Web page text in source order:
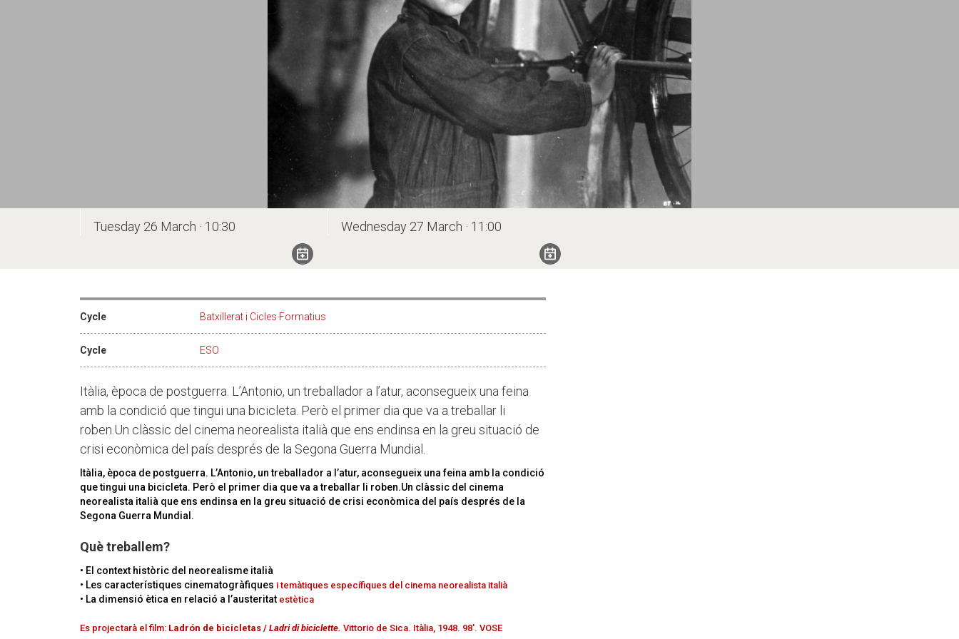
Tuesday 26 March · 10:30 Wednesday 27 March · 11:00
Cycle Batxillerat i Cicles Formatius
Cycle ESO
Itàlia, època de postguerra. L’Antonio, un treballador a l’atur, aconsegueix una feina
amb la condició que tingui una bicicleta. Però el primer dia que va a treballar li
roben.Un clàssic del cinema neorealista italià que ens endinsa en la greu situació de
crisi econòmica del país després de la Segona Guerra Mundial.
Itàlia, època de postguerra. L’Antonio, un treballador a l’atur, aconsegueix una feina amb la condició
que tingui una bicicleta. Però el primer dia que va a treballar li roben.Un clàssic del cinema
neorealista italià que ens endinsa en la greu situació de crisi econòmica del país després de la
Segona Guerra Mundial.
Què treballem?
• El context històric del neorealisme italià
• Les característiques cinematogràfiques i temàtiques específiques del cinema neorealista italià
• La dimensió ètica en relació a l’austeritat estètica
Es projectarà el film: Ladrón de bicicletas / Ladri di biciclette. Vittorio de Sica. Itàlia, 1948. 98'. VOSE